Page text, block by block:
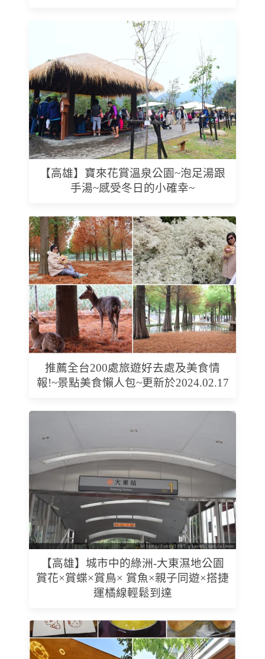
【高雄】寶來花賞溫泉公園~泡足湯跟
手湯~感受冬日的小確幸~
推薦全台200處旅遊好去處及美食情
報!~景點美食懶人包~更新於2024.02.17
【高雄】城市中的綠洲-大東濕地公園
賞花×賞蝶×賞鳥× 賞魚×親子同遊×搭捷
運橘線輕鬆到達